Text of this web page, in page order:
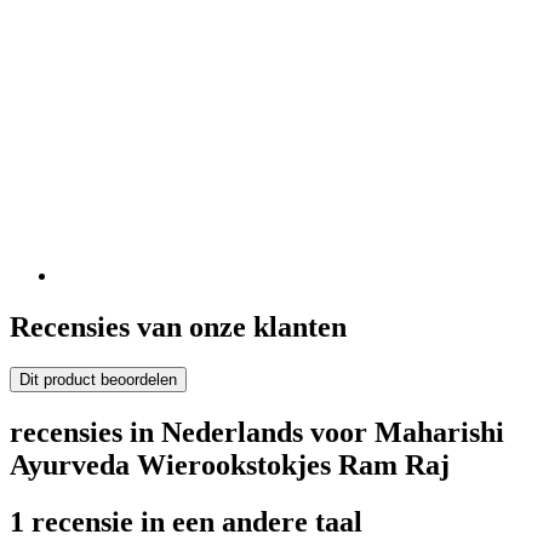
Recensies van onze klanten
Dit product beoordelen
recensies in Nederlands voor Maharishi
Ayurveda Wierookstokjes Ram Raj
1 recensie in een andere taal